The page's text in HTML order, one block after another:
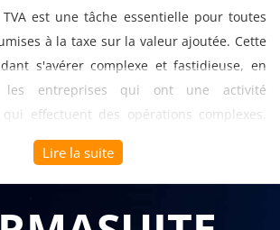
est une tâche essentielle pour toutes
à la taxe sur la valeur ajoutée. Cette
s'avérer complexe et fastidieuse, en
les entreprises qui ont une activité
effectuent des opérations complexes.
formation spécialisée en la matière peut
Lire la suite